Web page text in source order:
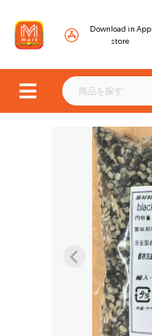
Download in App
store